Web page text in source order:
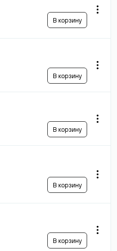
В корзину
В корзину
В корзину
В корзину
В корзину